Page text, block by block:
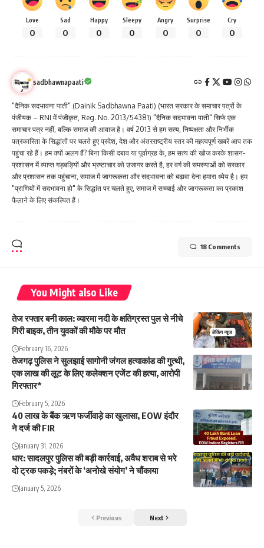
Love
0
Sad
0
Happy
0
Sleepy
0
Angry
0
Surprise
0
Cry
0
sadbhawnapaati
"दैनिक सदभावना पाती" (Dainik Sadbhawna Paati) (भारत सरकार के समाचार पत्रों के
पंजीयक – RNI में पंजीकृत, Reg. No. 2013/54381) "दैनिक सदभावना पाती" सिर्फ एक
समाचार पत्र नहीं, बल्कि समाज की आवाज है। वर्ष 2013 से हम सत्य, निष्पक्षता और निर्भीक
पत्रकारिता के सिद्धांतों पर चलते हुए प्रदेश, देश और अंतरराष्ट्रीय स्तर की महत्वपूर्ण खबरें आप तक
पहुंचा रहे हैं। हम क्यों अलग हैं? बिना किसी दबाव या पूर्वाग्रह के, हम सत्य की खोज करके शासन-
प्रशासन में व्याप्त गड़बड़ियों और भ्रष्टाचार को उजागर करते है, हर वर्ग की समस्याओं को सरकार
और प्रशासन तक पहुंचाना, समाज में जागरूकता और सदभावना को बढ़ावा देना हमारा ध्येय है। हम
"प्राणियों में सदभावना हो" के सिद्धांत पर चलते हुए, समाज में सच्चाई और जागरूकता का प्रकाश
फैलाने के लिए संकल्पित हैं।
18 Comments
You Might also Like
तेज रफ्तार बनी काल: व्यारमा नदी के क्षतिग्रस्त पुल से नीचे
गिरी बाइक, तीन युवकों की मौके पर मौत
February 16, 2026
तेजगढ़ पुलिस ने सुलझाई सागोनी जंगल हत्याकांड की गुत्थी,
एक लाख की लूट के लिए कलेक्शन एजेंट की हत्या, आरोपी
गिरफ्तार*
February 5, 2026
40 लाख के बैंक ऋण फर्जीवाड़े का खुलासा, EOW इंदौर
ने दर्ज की FIR
January 31, 2026
धार: सादलपुर पुलिस की बड़ी कार्रवाई, अवैध शराब से भरे
दो ट्रक पकड़े; नंबरों के ‘अनोखे संयोग’ ने चौंकाया
January 5, 2026
Previous Next